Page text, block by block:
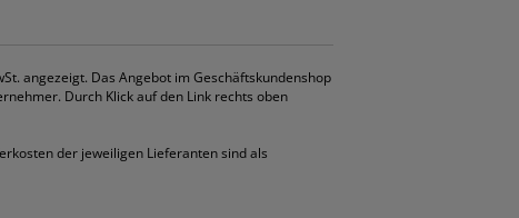
angezeigt. Das Angebot im Geschäftskundenshop
Durch Klick auf den Link rechts oben
der jeweiligen Lieferanten sind als